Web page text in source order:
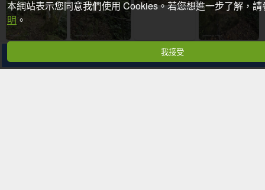
分享
本網站表示您同意我們使用 Cookies。若您想進一步了解，
明 。
我接受